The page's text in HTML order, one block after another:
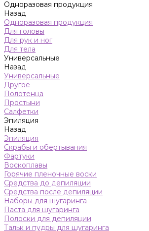
Одноразовая продукция
Назад
Одноразовая продукция
Для головы
Для рук и ног
Для тела
Универсальные
Назад
Универсальные
Другое
Полотенца
Простыни
Салфетки
Эпиляция
Назад
Эпиляция
Скрабы и обертывания
Фартуки
Воскоплавы
Горячие пленочные воски
Средства до депиляции
Средства после депиляции
Наборы для шугаринга
Паста для шугаринга
Полоски для депиляции
Тальк и пудры для шугаринга